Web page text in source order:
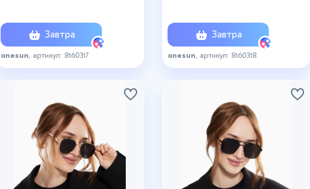
Завтра
onesun , артикул: 8160317
Завтра
onesun , артикул: 8160318